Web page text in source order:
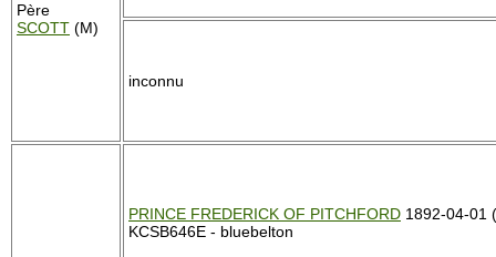
Père
SCOTT (M)
inconnu
PRINCE FREDERICK OF PITCHFORD 1892-04-01
KCSB646E - bluebelton